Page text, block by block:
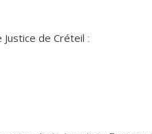
de Créteil :